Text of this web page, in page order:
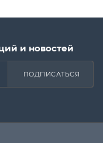
и новостей
ПОДПИСАТЬСЯ